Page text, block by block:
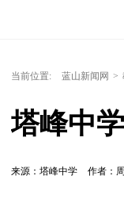
当前位置: 蓝山新闻网 >
塔峰中
来源：塔峰中学 作者：